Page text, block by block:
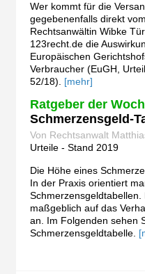
Wer kommt für die
gegebenenfalls direkt
Rechtsanwältin Wibke
123recht.de die
Europäischen
Verbraucher (EuGH,
52/18). [mehr]
Ratgeber der
Schmerzensgeld-
Von Rechtsanwalt
Urteile - Stand 2019
Die Höhe eines
In der Praxis orientiert
maßgeblich auf das
an. Im Folgenden sehen
Schmerzensgeldtabelle.